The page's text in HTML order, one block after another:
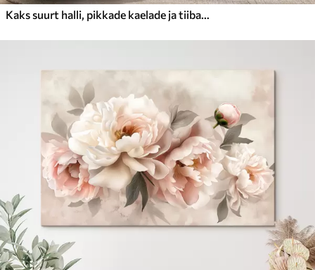
Kaks suurt halli, pikkade kaelade ja tiibadega kraanat, mis seisavad puudest ümbritsetud udujärves